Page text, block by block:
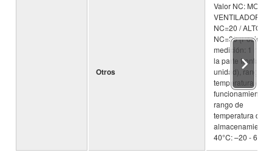
Otros
Valor NC: MODO
VENTILADOR
NC=20 / ALTO:
NC=30 (Posición
medición: 1 m
la parte frontal
unidad), rango de
temperatura de
funcionamiento:
rango de
temperatura de
40°C: –20 - 60°C